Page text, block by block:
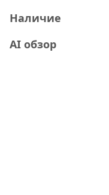
Наличие
AI обзор